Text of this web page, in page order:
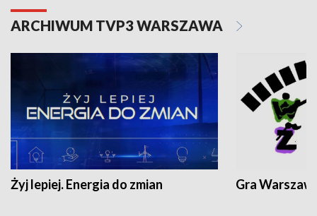
ARCHIWUM TVP3 WARSZAWA
Żyj lepiej. Energia do zmian Gra